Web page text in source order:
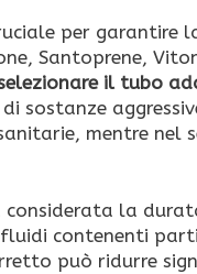
per
Santoprene,
il tubo
sostanze
mentre nel
la
contenenti
può ridurre